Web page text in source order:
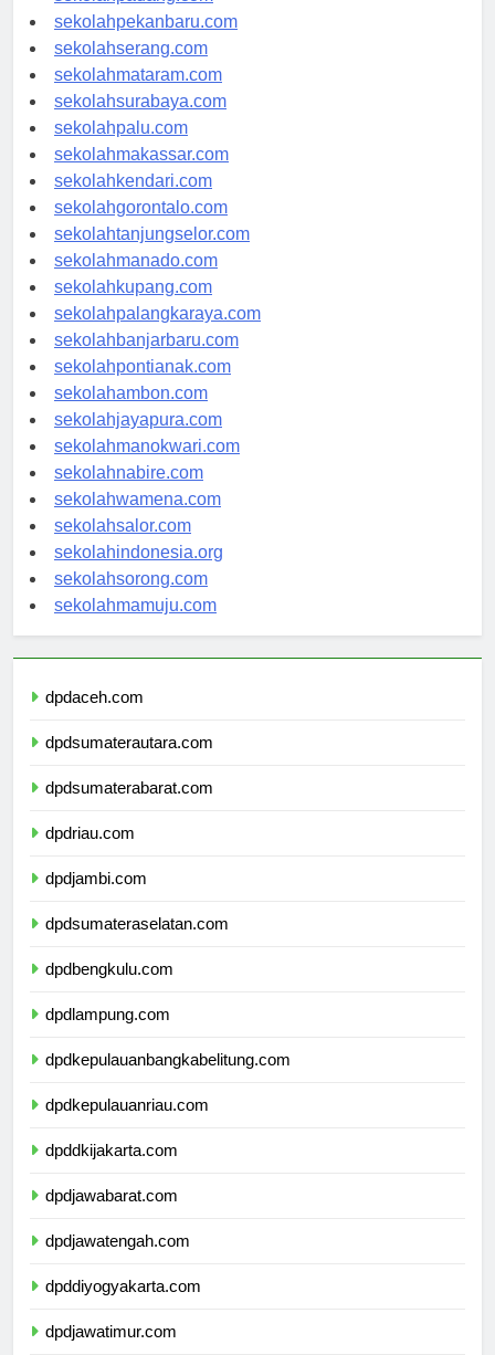
sekolahpadang.com
sekolahpekanbaru.com
sekolahserang.com
sekolahmataram.com
sekolahsurabaya.com
sekolahpalu.com
sekolahmakassar.com
sekolahkendari.com
sekolahgorontalo.com
sekolahtanjungselor.com
sekolahmanado.com
sekolahkupang.com
sekolahpalangkaraya.com
sekolahbanjarbaru.com
sekolahpontianak.com
sekolahambon.com
sekolahjayapura.com
sekolahmanokwari.com
sekolahnabire.com
sekolahwamena.com
sekolahsalor.com
sekolahindonesia.org
sekolahsorong.com